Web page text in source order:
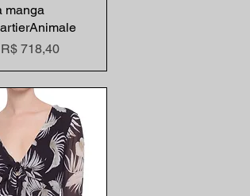
rápida
manga
Preço promocional
R$ 718,40